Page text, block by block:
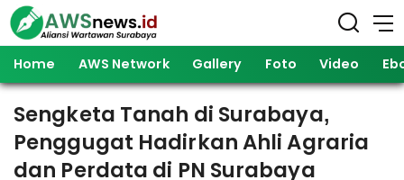
Home AWS Network Gallery Foto Video
Sengketa Tanah di Surabaya,
Penggugat Hadirkan Ahli Agraria
dan Perdata di PN Surabaya